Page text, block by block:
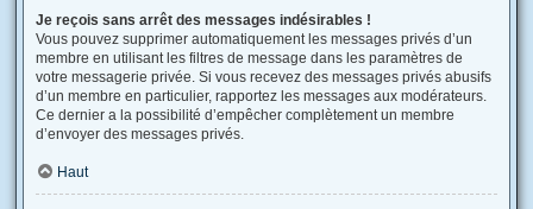
Je reçois sans arrêt des messages indésirables !
Vous pouvez supprimer automatiquement les messages privés d’un
membre en utilisant les filtres de message dans les paramètres de
votre messagerie privée. Si vous recevez des messages privés abusifs
d’un membre en particulier, rapportez les messages aux modérateurs.
Ce dernier a la possibilité d’empêcher complètement un membre
d’envoyer des messages privés.
Haut